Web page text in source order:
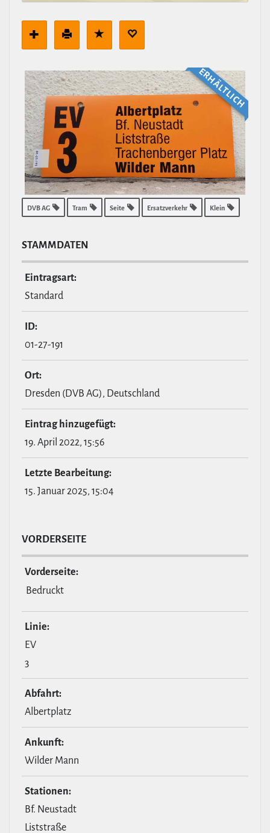
ERHÄLT­LICH
DVB AG Tram Seite Ersatzverkehr Klein
STAMM­DATEN
Ein­tragsart:
Standard
ID:
01-27-191
Ort:
Dresden (DVB AG), Deutschland
Eintrag hin­zu­ge­fügt:
19. April 2022, 15:56
Letzte Bear­bei­tung:
15. Januar 2025, 15:04
VOR­DER­SEITE
Vor­der­seite:
Bedruckt
Linie:
EV
3
Abfahrt:
Albertplatz
Ankunft:
Wilder Mann
Stationen:
Bf. Neustadt
Liststraße